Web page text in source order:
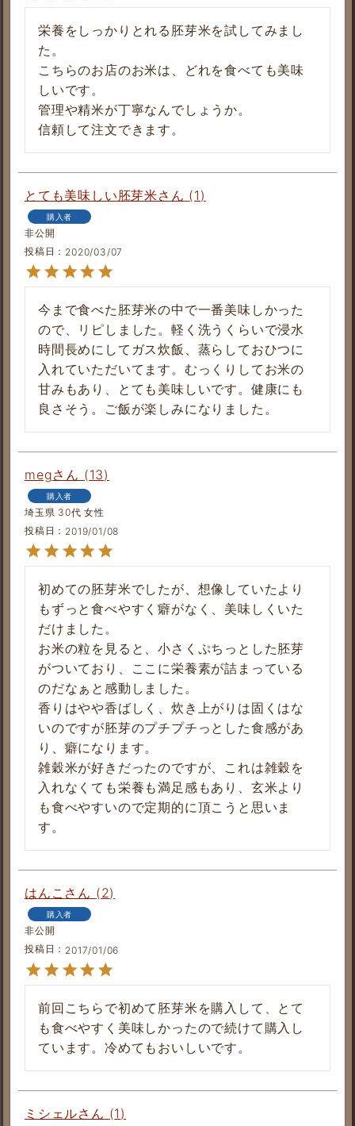
栄養をしっかりとれる胚芽米を試してみまし
た。
こちらのお店のお米は、どれを食べても美味
しいです。
管理や精米が丁寧なんでしょうか。
信頼して注文できます。
とても美味しい胚芽米 1
購入者
非公開
投稿日
2020/03/07
今まで食べた胚芽米の中で一番美味しかった
ので、リピしました。軽く洗うくらいで浸水
時間長めにしてガス炊飯、蒸らしておひつに
入れていただいてます。むっくりしてお米の
甘みもあり、とても美味しいです。健康にも
良さそう。ご飯が楽しみになりました。
meg 13
購入者
埼玉県 30代 女性
投稿日
2019/01/08
初めての胚芽米でしたが、想像していたより
もずっと食べやすく癖がなく、美味しくいた
だけました。
お米の粒を見ると、小さくぷちっとした胚芽
がついており、ここに栄養素が詰まっている
のだなぁと感動しました。
香りはやや香ばしく、炊き上がりは固くはな
いのですが胚芽のプチプチっとした食感があ
り、癖になります。
雑穀米が好きだったのですが、これは雑穀を
入れなくても栄養も満足感もあり、玄米より
も食べやすいので定期的に頂こうと思いま
す。
はんこ 2
購入者
非公開
投稿日
2017/01/06
前回こちらで初めて胚芽米を購入して、とて
も食べやすく美味しかったので続けて購入し
ています。冷めてもおいしいです。
ミシェル 1